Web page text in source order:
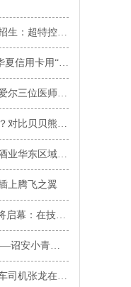
突破！兰州信息科技学院2026招生：超特控线录取13人！
足“购”精彩，“分”享美好——华夏信用卡用“惠民”点亮夏日消费
​聚力青年医师眼科发展！宁德爱尔三位医师当选市眼科青年学组成员
武汉正规母婴品牌去哪里选购？对比贝贝熊、爱婴坊、乐婴等本地品牌与孩子王
九暹酒福建省品鉴中心、九暹酒业华东区域福建省办事处：御隆艺术馆
上腾飞之翼
刘志成最新个展“失神一刻”即将启幕：在技术理性时代，重新唤醒感知的诗意
听得见的童谣 看得见的技艺——诏安小青梅童声合唱团首登国家大剧院
运货十年、点亮全国地图：货车司机张龙在雪山草原听见生活的回响